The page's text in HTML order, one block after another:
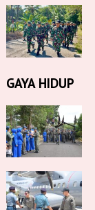
GAYA HIDUP